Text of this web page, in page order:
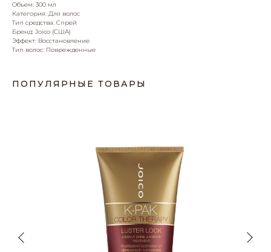
Объем: 300 мл
Категория: Для волос
Тип средства: Спрей
Бренд: Joico (США)
Эффект: Восстановление
Тип волос: Поврежденные
ПОПУЛЯРНЫЕ ТОВАРЫ